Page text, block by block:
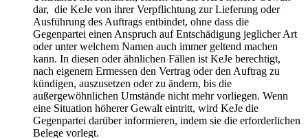
dar, die KeJe von ihrer Verpflichtung zur Lieferung oder
Ausführung des Auftrags entbindet, ohne dass die
Gegenpartei einen Anspruch auf Entschädigung jeglicher Art
oder unter welchem Namen auch immer geltend machen
kann. In diesen oder ähnlichen Fällen ist KeJe berechtigt,
nach eigenem Ermessen den Vertrag oder den Auftrag zu
kündigen, auszusetzen oder zu ändern, bis die
außergewöhnlichen Umstände nicht mehr vorliegen. Wenn
eine Situation höherer Gewalt eintritt, wird KeJe die
Gegenpartei darüber informieren, indem sie die erforderlichen
Belege vorlegt.